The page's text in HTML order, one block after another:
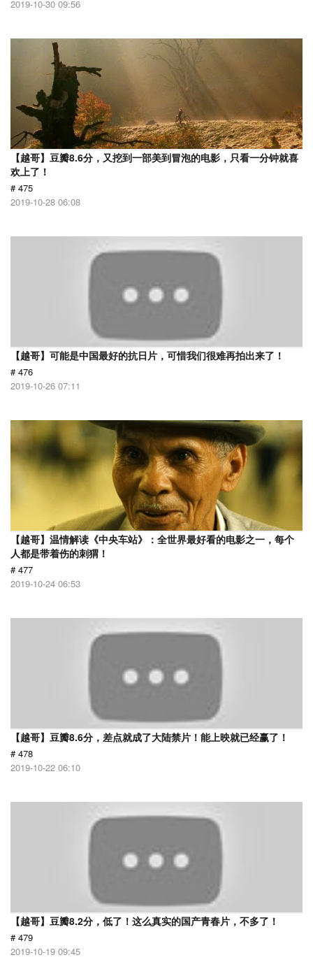
2019-10-30 09:56
【越哥】豆瓣8.6分，又挖到一部美到冒泡的电影，只看一分钟就喜
欢上了！
# 475
2019-10-28 06:08
【越哥】可能是中国最好的抗日片，可惜我们很难再拍出来了！
# 476
2019-10-26 07:11
【越哥】温情解读《中央车站》：全世界最好看的电影之一，每个
人都是带着伤的刺猬！
# 477
2019-10-24 06:53
【越哥】豆瓣8.6分，差点就成了大陆禁片！能上映就已经赢了！
# 478
2019-10-22 06:10
【越哥】豆瓣8.2分，低了！这么真实的国产青春片，不多了！
# 479
2019-10-19 09:45